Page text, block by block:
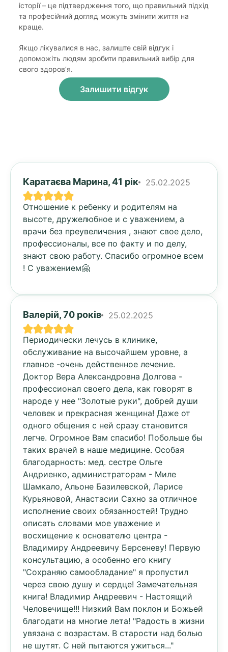
історії – це підтвердження того, що правильний підхід
та професійний догляд можуть змінити життя на
краще.
Якщо лікувалися в нас, залиште свій відгук і
допоможіть людям зробити правильний вибір для
свого здоров’я.
Залишити відгук
Каратаєва Марина, 41 рік 25.02.2025
Отношение к ребенку и родителям на
высоте, дружелюбное и с уважением, а
врачи без преувеличения , знают свое дело,
профессионалы, все по факту и по делу,
знают свою работу. Спасибо огромное всем
! С уважением🤗
Валерій, 70 років 25.02.2025
Периодически лечусь в клинике,
обслуживание на высочайшем уровне, а
главное -очень действенное лечение.
Доктор Вера Александровна Долгова -
профессионал своего дела, как говорят в
народе у нее "Золотые руки", добрей души
человек и прекрасная женщина! Даже от
одного общения с ней сразу становится
легче. Огромное Вам спасибо! Побольше бы
таких врачей в наше медицине. Особая
благодарность: мед. сестре Ольге
Андриенко, администраторам - Миле
Шамкало, Альоне Базилевской, Ларисе
Курьяновой, Анастасии Сахно за отличное
исполнение своих обязанностей! Трудно
описать словами мое уважение и
восхищение к основателю центра -
Владимиру Андреевичу Берсеневу! Первую
консультацию, а особенно его книгу
"Сохраняю самообладание" я пропустил
через свою душу и сердце! Замечательная
книга! Владимир Андреевич - Настоящий
Человечище!!! Низкий Вам поклон и Божьей
благодати на многие лета! "Радость в жизни
увязана с возрастам. В старости над болью
не шутят. С ней пытаются ужиться..."